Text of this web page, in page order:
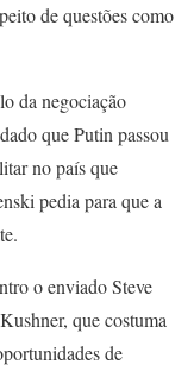
de questões como
da negociação
que Putin passou
no país que
pedia para que a
o enviado Steve
que costuma
de